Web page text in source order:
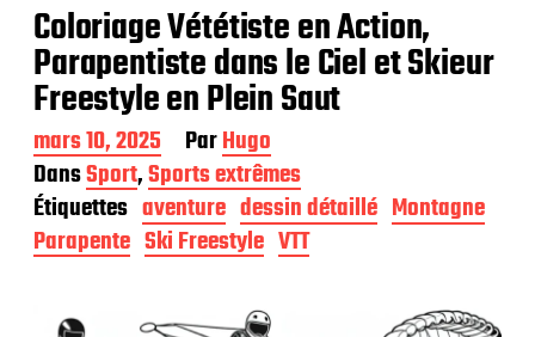
Coloriage Vététiste en Action,
Parapentiste dans le Ciel et Skieur
Freestyle en Plein Saut
D
a
t
e
d
e
mars 10, 2025 ParHugo
DansSport,Sports extrêmes
Étiquettes aventure dessin détaillé Montagne
Parapente Ski Freestyle VTT